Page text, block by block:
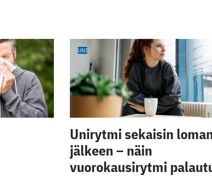
UNI
Unirytmi sekaisin
jälkeen – näin
vuorokausirytmi